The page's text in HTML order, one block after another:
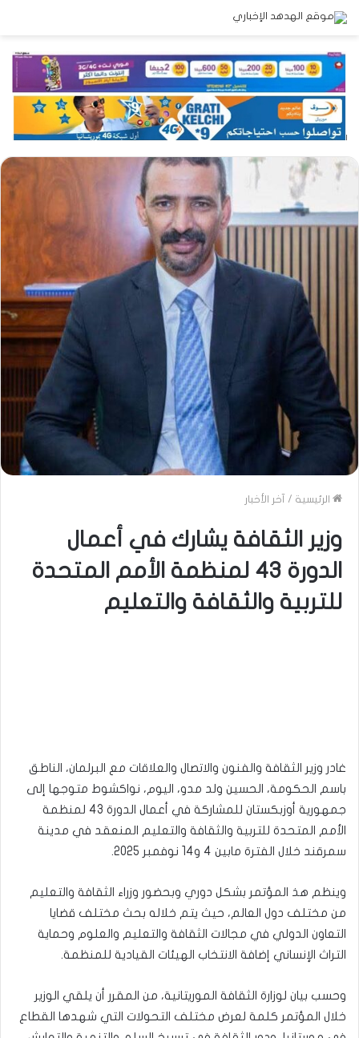
الرئيسية / آخر الأخبار
وزير الثقافة يشارك في أعمال
الدورة 43 لمنظمة الأمم المتحدة
للتربية والثقافة والتعليم
غادر وزير الثقافة والفنون والاتصال والعلاقات مع البرلمان، الناطق
باسم الحكومة، الحسين ولد مدو، اليوم، نواكشوط متوجها إلى
جمهورية أوزبكستان للمشاركة في أعمال الدورة 43 لمنظمة
الأمم المتحدة للتربية والثقافة والتعليم المنعقد في مدينة
سمرقند خلال الفترة مابين 4 و14 نوفمبر 2025.
وينظم هذ المؤتمر بشكل دوري وبحضور وزراء الثقافة والتعليم
من مختلف دول العالم، حيث يتم خلاله بحث مختلف قضايا
التعاون الدولي في مجالات الثقافة والتعليم والعلوم وحماية
التراث الإنساني إضافة الانتخاب الهيئات القيادية للمنظمة.
وحسب بيان لوزارة الثقافة الموريتانية، من المقرر أن يلقي الوزير
خلال المؤتمر كلمة لعرض مختلف التحولات التي شهدها القطاع